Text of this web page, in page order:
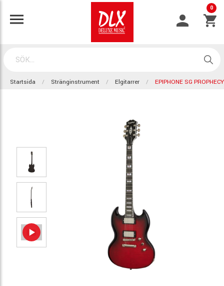
0
Startsida Stränginstrument Elgitarrer EPIPHONE SG